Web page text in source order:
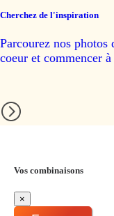
Cherchez de l'inspiration
Parcourez nos
coeur et commencer
Vos combinaisons
×